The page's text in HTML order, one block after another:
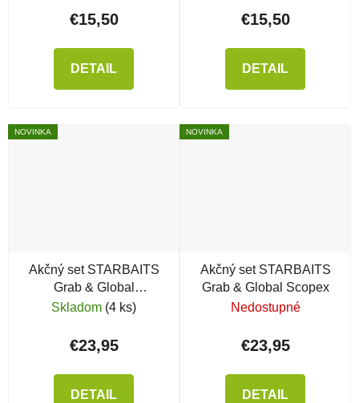
€15,50
DETAIL
€15,50
DETAIL
NOVINKA
Akčný set STARBAITS
Grab & Global
Strawberry Jam
Skladom (4 ks)
€23,95
DETAIL
NOVINKA
Akčný set STARBAITS
Grab & Global Scopex
Nedostupné
€23,95
DETAIL